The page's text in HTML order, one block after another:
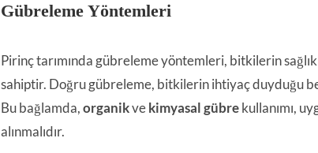
Gübreleme Yöntemleri
Pirinç tarımında gübreleme yöntemleri, bitkilerin
sahiptir. Doğru gübreleme, bitkilerin ihtiyaç duyduğu
Bu bağlamda,organikvekimyasal gübrekullanımı,
alınmalıdır.